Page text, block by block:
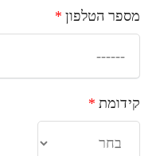
מספר הטלפון*
קידומת*